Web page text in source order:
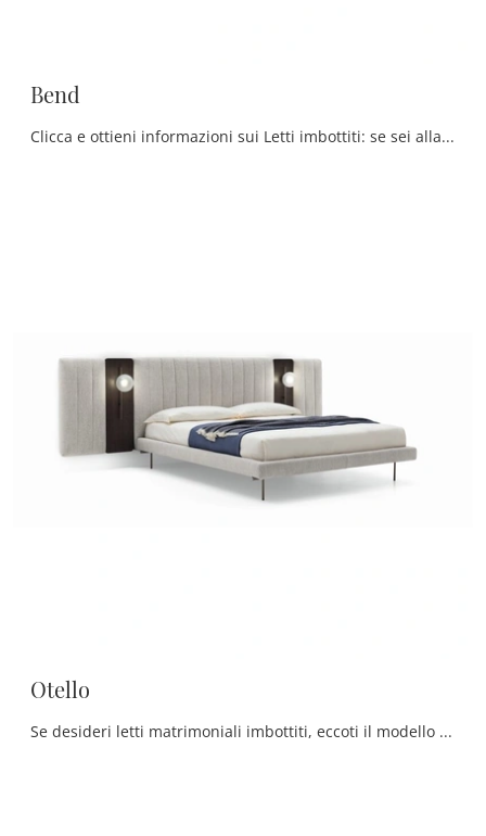
Bend
Clicca e ottieni informazioni sui Letti imbottiti: se sei alla ricerca di modelli matrimoniali moderni, il modello Bend Ditre Italia fa al caso tuo.
Otello
Se desideri letti matrimoniali imbottiti, eccoti il modello Otello in tessuto per valorizzare la camera da letto.